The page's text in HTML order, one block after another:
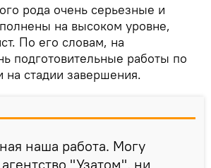
рода очень серьезные и
на высоком уровне,
По его словам, на
подготовительные работы по
на стадии завершения.
наша работа. Могу
"Узатом", ни